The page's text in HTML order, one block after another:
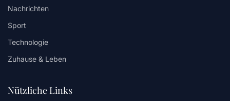
Nachrichten
Sport
Technologie
Zuhause & Leben
Nützliche Links